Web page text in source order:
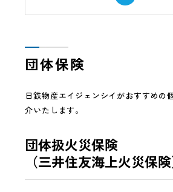
団体保険
日鉄物産エイジェンシイがおすすめの
介いたします。
団体扱火災保険
（三井住友海上火災保険